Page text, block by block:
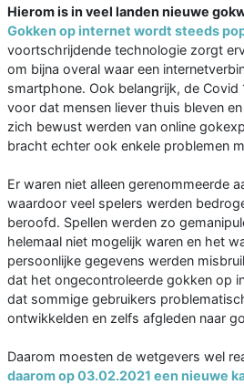
Hierom is in veel landen nieuwe
Gokken op internet wordt steeds
voortschrijdende technologie zorgt
om bijna overal waar een
smartphone. Ook belangrijk, de Covid
voor dat mensen liever thuis bleven
zich bewust werden van online
bracht echter ook enkele problemen
Er waren niet alleen gerenommeerde
waardoor veel spelers werden
beroofd. Spellen werden zo
helemaal niet mogelijk waren en het
persoonlijke gegevens werden
dat het ongecontroleerde gokken op
dat sommige gebruikers
ontwikkelden en zelfs afgleden naar
Daarom moesten de wetgevers wel
daarom op 03.02.2021 een nieuwe